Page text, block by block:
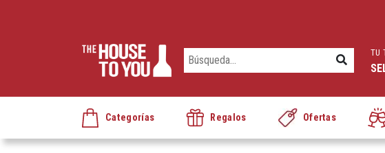
TU
Categorías Regalos Ofertas